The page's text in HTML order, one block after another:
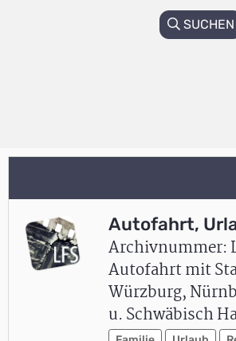
SUCHEN
Autofahrt,
Archivnummer:
Autofahrt mit
Würzburg,
u. Schwäbisch